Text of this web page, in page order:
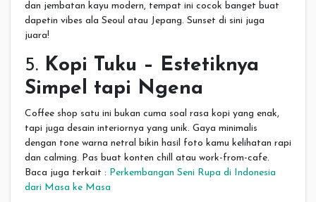
dan jembatan kayu modern, tempat ini cocok banget buat
dapetin vibes ala Seoul atau Jepang. Sunset di sini juga
juara!
5. Kopi Tuku – Estetiknya
Simpel tapi Ngena
Coffee shop satu ini bukan cuma soal rasa kopi yang enak,
tapi juga desain interiornya yang unik. Gaya minimalis
dengan tone warna netral bikin hasil foto kamu kelihatan rapi
dan calming. Pas buat konten chill atau work-from-cafe.
Baca juga terkait : Perkembangan Seni Rupa di Indonesia
dari Masa ke Masa